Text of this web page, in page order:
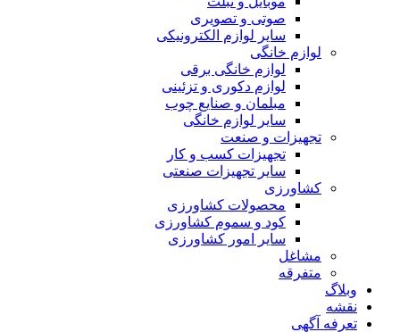
صوتی و تصویری
سایر لوازم الکترونیکی
لوازم خانگی
لوازم خانگی برقی
لوازم دکوری و تزئینی
مبلمان و صنایع چوب
سایر لوازم خانگی
تجهیزات و صنعت
تجهیزات کسب و کار
سایر تجهیزات صنعتی
کشاورزی
محصولات کشاورزی
کود و سموم کشاورزی
سایر امور کشاورزی
مشاغل
متفرقه
وبلاگ
نقشه
تعرفه آگهی